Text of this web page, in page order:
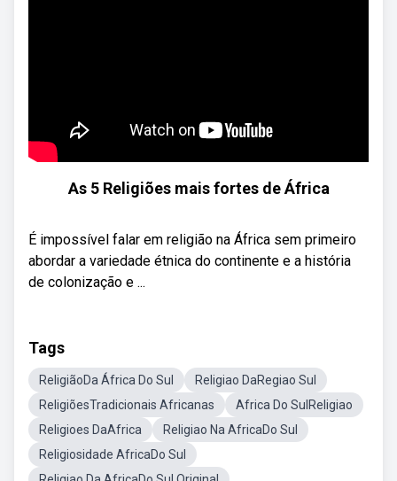
As 5 Religiões mais fortes de África
É impossível falar em religião na África sem primeiro
abordar a variedade étnica do continente e a história
de colonização e ...
Tags
ReligiãoDa África Do Sul
Religiao DaRegiao Sul
ReligiõesTradicionais Africanas
Africa Do SulReligiao
Religioes DaAfrica
Religiao Na AfricaDo Sul
Religiosidade AfricaDo Sul